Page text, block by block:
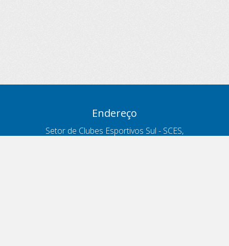
Endereço
Setor de Clubes Esportivos Sul - SCES,